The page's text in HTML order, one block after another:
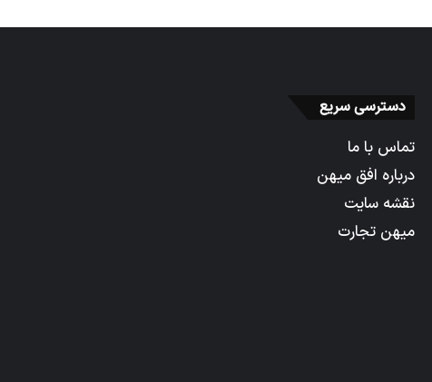
دسترسی سریع
تماس با ما
درباره افق میهن
نقشه سایت
میهن تجارت